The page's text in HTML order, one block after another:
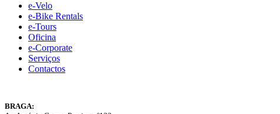
e-Velo
e-Bike Rentals
e-Tours
Oficina
e-Corporate
Serviços
Contactos
BRAGA: